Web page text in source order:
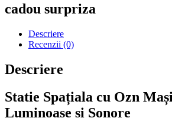
cadou surpriza
Descriere
Recenzii (0)
Descriere
Statie Spațiala cu Ozn
Luminoase și Sonore